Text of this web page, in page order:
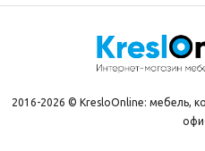
2016-2026 © KresloOnline: мебель,